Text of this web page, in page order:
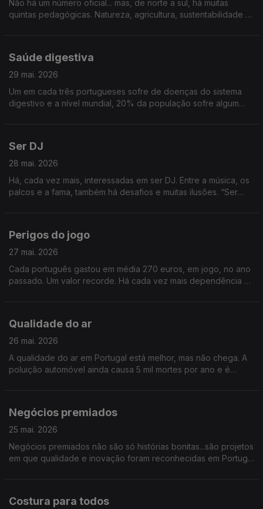
Não há um número oficial... mas, de norte a sul, há muitas
quintas pedagógicas. Natureza, agricultura, sustentabilidade e
Saúde digestiva
29 mai. 2026
Um em cada três portugueses sofre de doenças do sistema
digestivo e a nível mundial, 20% da população sofre algum
Ser DJ
28 mai. 2026
Há, cada vez mais, interessadas em ser DJ. Entre a música, os
palcos e a fama, também há desafios e muitas ilusões. “Ser
Perigos do jogo
27 mai. 2026
Cada português gastou em média 270 euros, em jogo, no ano
passado. Um valor recorde. Há cada vez mais dependência e
Qualidade do ar
26 mai. 2026
A qualidade do ar em Portugal está melhor, mas não chega. A
poluição automóvel ainda causa 5 mil mortes por ano e é
Negócios premiados
25 mai. 2026
Negócios premiados não são só histórias bonitas...são projetos
em que qualidade e inovação foram reconhecidas em Portugal
Costura para todos